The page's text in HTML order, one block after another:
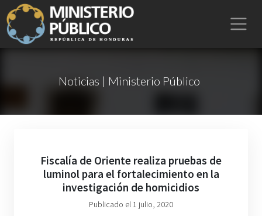
Noticias | Ministerio Público
Fiscalía de Oriente realiza pruebas de
luminol para el fortalecimiento en la
investigación de homicidios
Publicado el 1 julio, 2020